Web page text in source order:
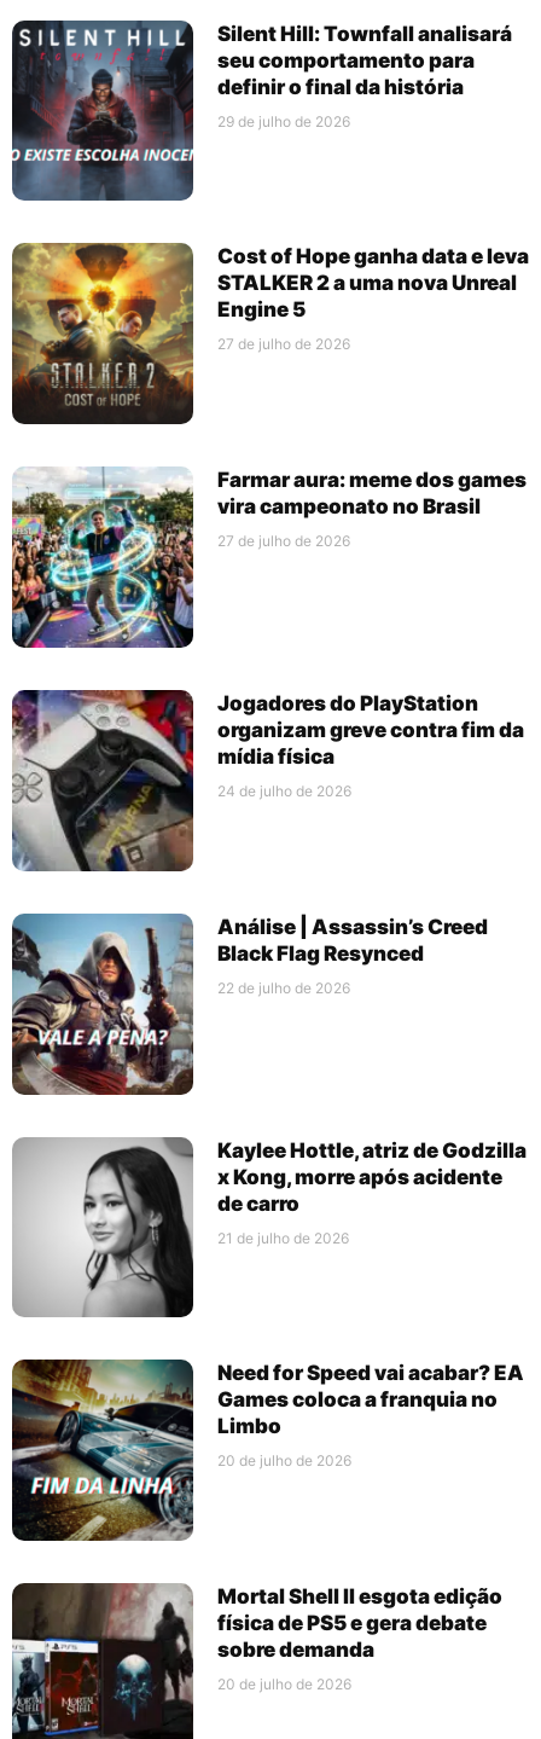
Silent Hill: Townfall analisará
seu comportamento para
definir o final da história
29 de julho de 2026
Cost of Hope ganha data e leva
STALKER 2 a uma nova Unreal
Engine 5
27 de julho de 2026
Farmar aura: meme dos games
vira campeonato no Brasil
27 de julho de 2026
Jogadores do PlayStation
organizam greve contra fim da
mídia física
24 de julho de 2026
Análise | Assassin’s Creed
Black Flag Resynced
22 de julho de 2026
Kaylee Hottle, atriz de Godzilla
x Kong, morre após acidente
de carro
21 de julho de 2026
Need for Speed vai acabar? EA
Games coloca a franquia no
Limbo
20 de julho de 2026
Mortal Shell II esgota edição
física de PS5 e gera debate
sobre demanda
20 de julho de 2026